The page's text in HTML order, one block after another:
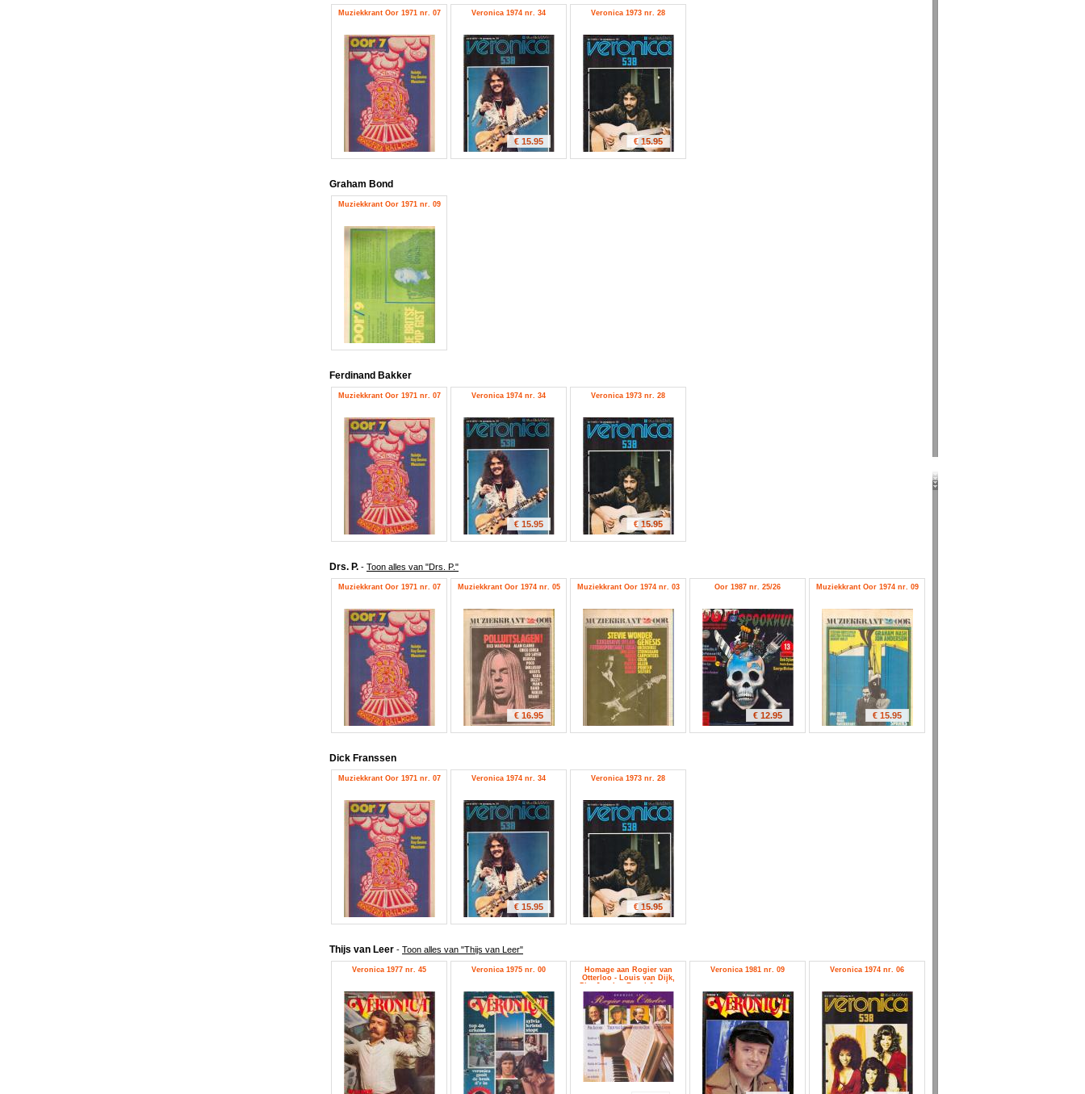
Muziekkrant Oor 1971 nr. 07 Veronica 1974 nr. 34
€ 15.95
Veronica 1973 nr. 28
€ 15.95
Graham Bond
Muziekkrant Oor 1971 nr. 09
Ferdinand Bakker
Muziekkrant Oor 1971 nr. 07 Veronica 1974 nr. 34
€ 15.95
Veronica 1973 nr. 28
€ 15.95
Drs. P. - Toon alles van "Drs. P."
Muziekkrant Oor 1971 nr. 07 Muziekkrant Oor 1974 nr. 05
€ 16.95
Muziekkrant Oor 1974 nr. 03 Oor 1987 nr. 25/26
€ 12.95
Muziekkrant Oor 1974 nr. 09
€ 15.95
Dick Franssen
Muziekkrant Oor 1971 nr. 07 Veronica 1974 nr. 34
€ 15.95
Veronica 1973 nr. 28
€ 15.95
Thijs van Leer - Toon alles van "Thijs van Leer"
Veronica 1977 nr. 45 Veronica 1975 nr. 00
Homage aan Rogier van
Otterloo - Louis van Dijk,
Pim Jacobs, Ruud Jacobs,
Thijs van Leer
Veronica 1981 nr. 09 Veronica 1974 nr. 06